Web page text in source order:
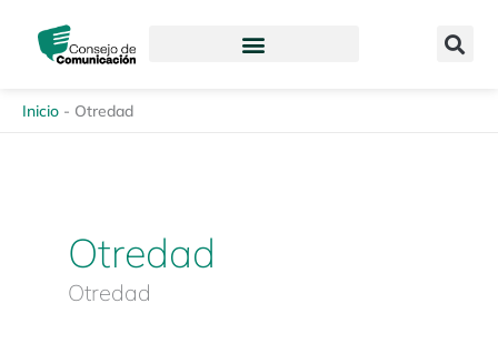
contenido
Inicio - Otredad
Otredad
Otredad